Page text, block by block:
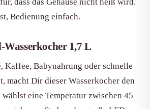
Bedienung einfach.
Wasserkocher 1,7 L
Kaffee, Babynahrung oder schnelle
macht Dir dieser Wasserkocher den
eine Temperatur zwischen 45